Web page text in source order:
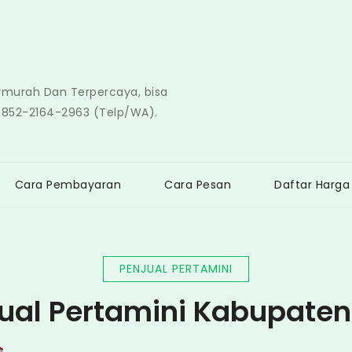
Dan Terpercaya, bisa
2164-2963 (Telp/WA).
Cara Pembayaran Cara Pesan Daftar Harga
PENJUAL PERTAMINI
Pertamini